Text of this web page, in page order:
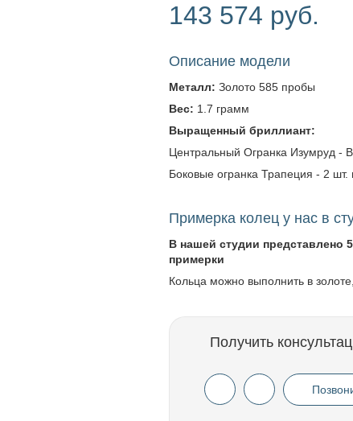
143 574 руб.
Описание модели
Металл: Золото 585 пробы
Вес: 1.7 грамм
Выращенный бриллиант:
Центральный Огранка Изумруд -
Боковые огранка Трапеция - 2 шт.
Примерка колец у нас в
В нашей студии представлено
примерки
Кольца можно выполнить в
Получить